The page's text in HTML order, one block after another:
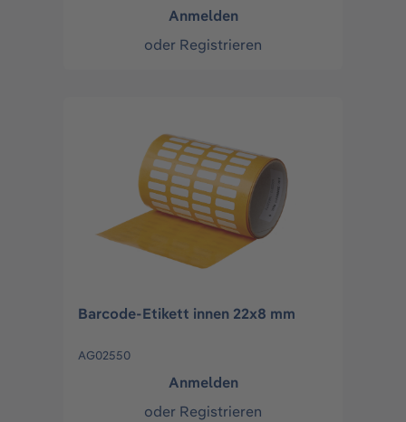
Anmelden
oder Registrieren
Barcode-Etikett innen 22x8 mm
AG02550
Anmelden
oder Registrieren